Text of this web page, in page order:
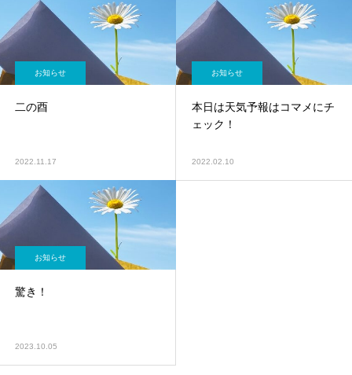
お知らせ
二の酉
2022.11.17
お知らせ
本日は天気予報はコマメにチ
ェック！
2022.02.10
お知らせ
驚き！
2023.10.05